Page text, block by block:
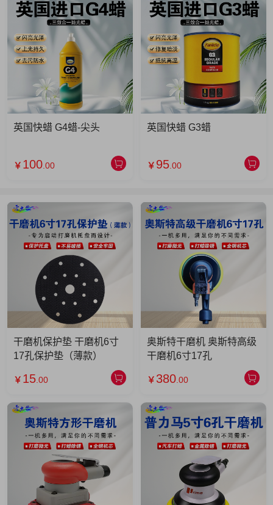
英国快蜡 G4蜡-尖头
￥ 100 .00
英国快蜡 G3蜡
￥ 95 .00
干磨机保护垫 干磨机6寸
17孔保护垫（薄款）
￥ 15 .00
奥斯特干磨机 奥斯特高级
干磨机6寸17孔
￥ 380 .00